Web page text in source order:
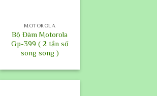
MOTOROLA
Bộ Đàm Motorola
Gp-399 ( 2 tần số
song song )